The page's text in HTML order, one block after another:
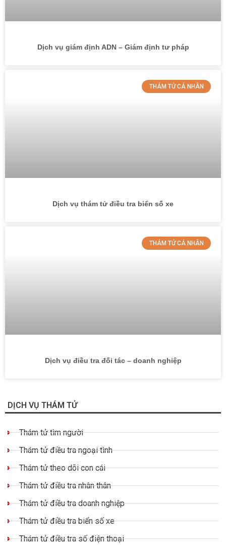
Dịch vụ giám định ADN – Giám định tư pháp
THÁM TỬ CÁ NHÂN
Dịch vụ thám tử điều tra biển số xe
THÁM TỬ CÁ NHÂN
Dịch vụ điều tra đối tác – doanh nghiệp
DỊCH VỤ THÁM TỬ
Thám tử tìm người
Thám tử điều tra ngoại tình
Thám tử theo dõi con cái
Thám tử điều tra nhân thân
Thám tử điều tra doanh nghiệp
Thám tử điều tra biển số xe
Thám tử điều tra số điện thoại